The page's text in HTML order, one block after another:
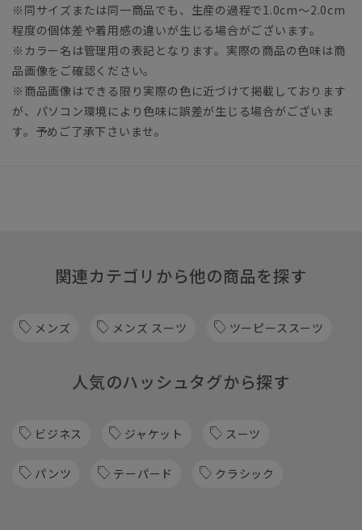
※同サイズまたは同一商品でも、生産の過程で1.0cm～2.0cm
程度の個体差や着用感の違いが生じる場合がございます。
※カラー名は管理用の表記となります。実際の商品の色味は商
品画像をご確認ください。
※商品画像はできる限り実際の色に近づけて掲載しております
が、パソコン環境により色味に誤差が生じる場合がございま
す。予めご了承下さいませ。
関連カテゴリから他の商品を探す
メンズ メンズ スーツ ツーピーススーツ
人気のハッシュタグから探す
ビジネス ジャケット スーツ
パンツ テーパード クラシック